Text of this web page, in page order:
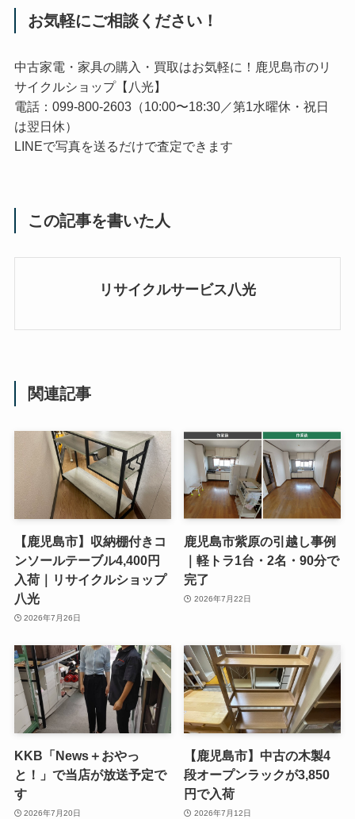
お気軽にご相談ください！
中古家電・家具の購入・買取はお気軽に！鹿児島市のリ
サイクルショップ【八光】
電話：099-800-2603（10:00〜18:30／第1水曜休・祝日
は翌日休）
LINEで写真を送るだけで査定できます
この記事を書いた人
リサイクルサービス八光
関連記事
【鹿児島市】収納棚付きコ
ンソールテーブル4,400円
入荷｜リサイクルショップ
八光
2026年7月26日
鹿児島市紫原の引越し事例
｜軽トラ1台・2名・90分で
完了
2026年7月22日
KKB「News＋おやっ
と！」で当店が放送予定で
す
2026年7月20日
【鹿児島市】中古の木製4
段オープンラックが3,850
円で入荷
2026年7月12日